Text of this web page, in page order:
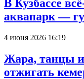
В Кузбассе
аквапарк —
4 июня 2026 16:19
Жара, танцы
отжигать